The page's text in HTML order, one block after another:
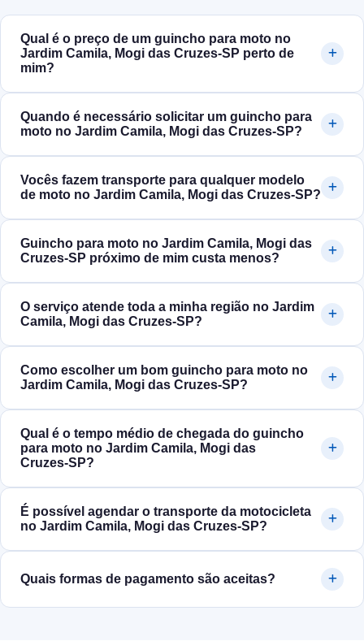
Qual é o preço de um guincho para moto no
Jardim Camila, Mogi das Cruzes‑SP perto de
mim?
Quando é necessário solicitar um guincho para
moto no Jardim Camila, Mogi das Cruzes‑SP?
Vocês fazem transporte para qualquer modelo
de moto no Jardim Camila, Mogi das Cruzes‑SP?
Guincho para moto no Jardim Camila, Mogi das
Cruzes‑SP próximo de mim custa menos?
O serviço atende toda a minha região no Jardim
Camila, Mogi das Cruzes‑SP?
Como escolher um bom guincho para moto no
Jardim Camila, Mogi das Cruzes‑SP?
Qual é o tempo médio de chegada do guincho
para moto no Jardim Camila, Mogi das
Cruzes‑SP?
É possível agendar o transporte da motocicleta
no Jardim Camila, Mogi das Cruzes‑SP?
Quais formas de pagamento são aceitas?